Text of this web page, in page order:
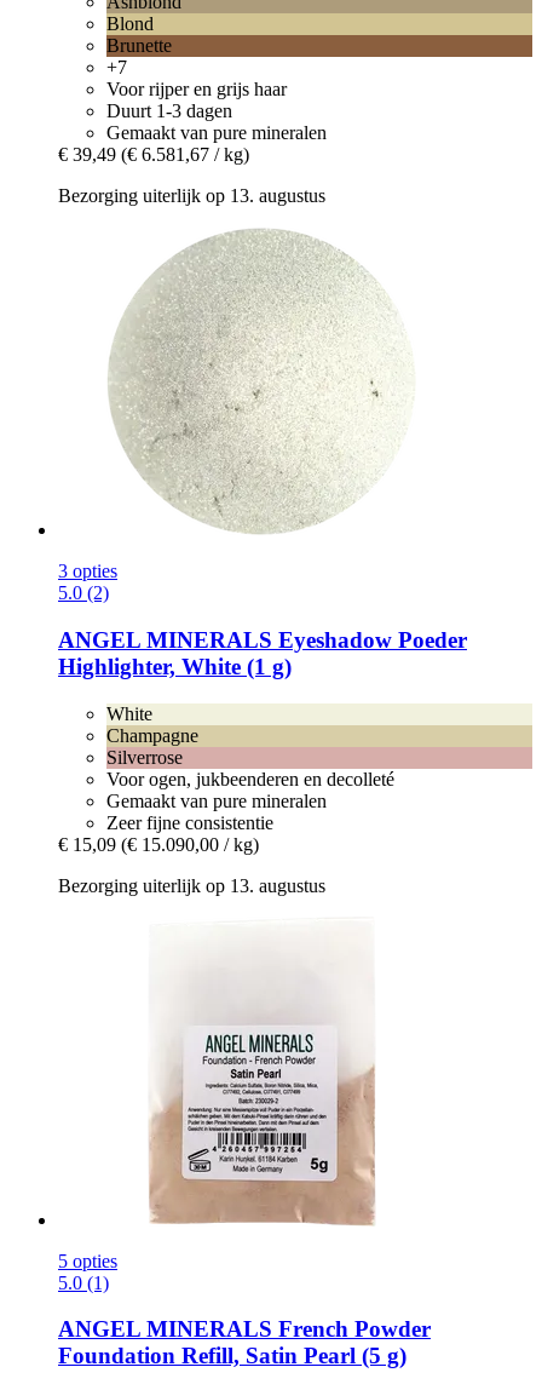
Blond
Brunette
+7
Voor rijper en grijs haar
Duurt 1-3 dagen
Gemaakt van pure mineralen
€ 39,49 (€ 6.581,67 / kg)
Bezorging uiterlijk op 13. augustus
3 opties
5.0 (2)
ANGEL MINERALS Eyeshadow Poeder
Highlighter, White (1 g)
White
Champagne
Silverrose
Voor ogen, jukbeenderen en decolleté
Gemaakt van pure mineralen
Zeer fijne consistentie
€ 15,09 (€ 15.090,00 / kg)
Bezorging uiterlijk op 13. augustus
5 opties
5.0 (1)
ANGEL MINERALS French Powder
Foundation Refill, Satin Pearl (5 g)